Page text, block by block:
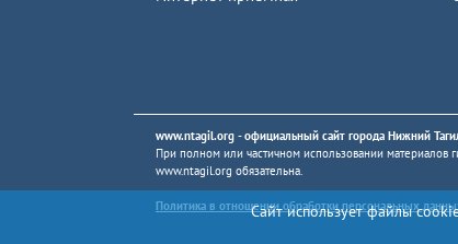
www.ntagil.org - официальный сайт города Нижний
При полном или частичном использовании материалов
www.ntagil.org обязательна.
Политика в отношении обработки персональных
Сайт использует файлы